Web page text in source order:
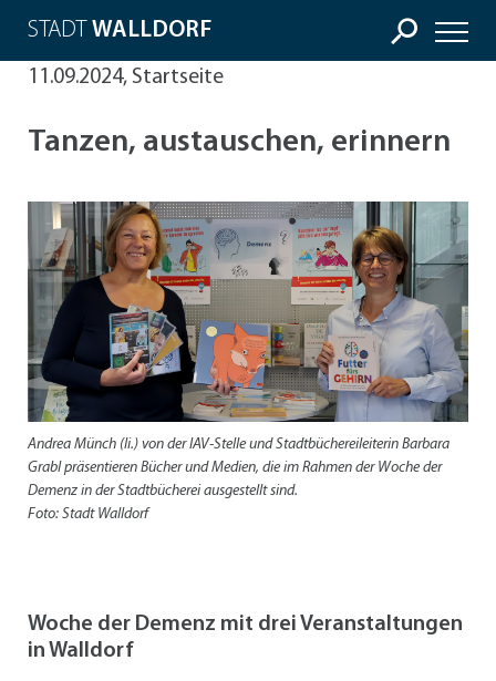
STADT WALLDORF
11.09.2024, Startseite
Tanzen, austauschen, erinnern
Andrea Münch (li.) von der IAV-Stelle und Stadtbüchereileiterin Barbara
Grabl präsentieren Bücher und Medien, die im Rahmen der Woche der
Demenz in der Stadtbücherei ausgestellt sind.
Foto: Stadt Walldorf
Woche der Demenz mit drei Veranstaltungen
in Walldorf